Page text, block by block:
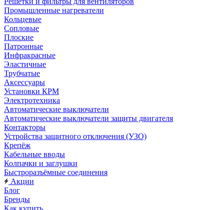
Промышленные нагреватели
Кольцевые
Сопловые
Плоские
Патронные
Инфракрасные
Эластичные
Трубчатые
Аксессуары
Установки КРМ
Электротехника
Автоматические выключатели
Автоматические выключатели защиты двигателя
Контакторы
Устройства защитного отключения (УЗО)
Крепёж
Кабельные вводы
Колпачки и заглушки
Быстроразъёмные соединения
Акции
Блог
Бренды
Как купить